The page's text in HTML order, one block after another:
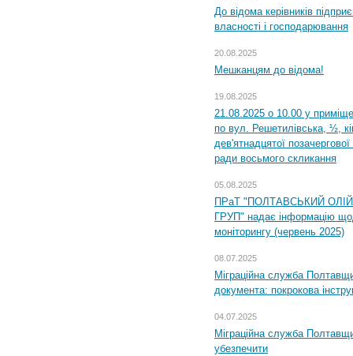
До відома керівників
власності і господарювання
20.08.2025
Мешканцям до відома!
19.08.2025
21.08.2025 о 10.00 у
по вул. Решетилівська, ½,
дев'ятнадцятої
ради восьмого скликання
05.08.2025
ПРаТ "ПОЛТАВСЬКИЙ
ГРУП" надає інформацію
моніторингу (червень 2025)
08.07.2025
Міграційна служба
документа: покрокова
04.07.2025
Міграційна служба
убезпечити